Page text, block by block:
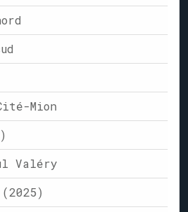
Mion
Valéry